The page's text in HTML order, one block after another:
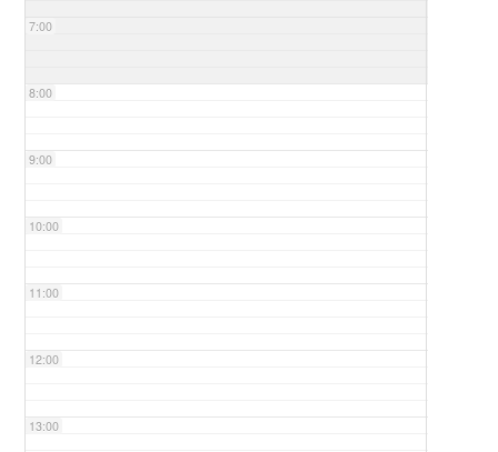
7:00
8:00
9:00
10:00
11:00
12:00
13:00